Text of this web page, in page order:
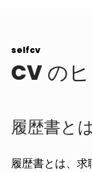
selfcv
CV の
履歴書と
履歴書とは、